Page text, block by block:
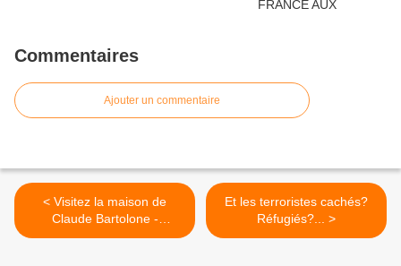
Commentaires
Ajouter un commentaire
< Visitez la maison de
Claude Bartolone -
leJDD.fr...
Et les terroristes cachés?
Réfugiés?... >